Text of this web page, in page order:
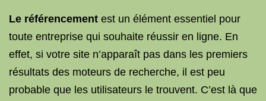
Le référencement est un élément essentiel pour
toute entreprise qui souhaite réussir en ligne. En
effet, si votre site n’apparaît pas dans les premiers
résultats des moteurs de recherche, il est peu
probable que les utilisateurs le trouvent. C’est là que